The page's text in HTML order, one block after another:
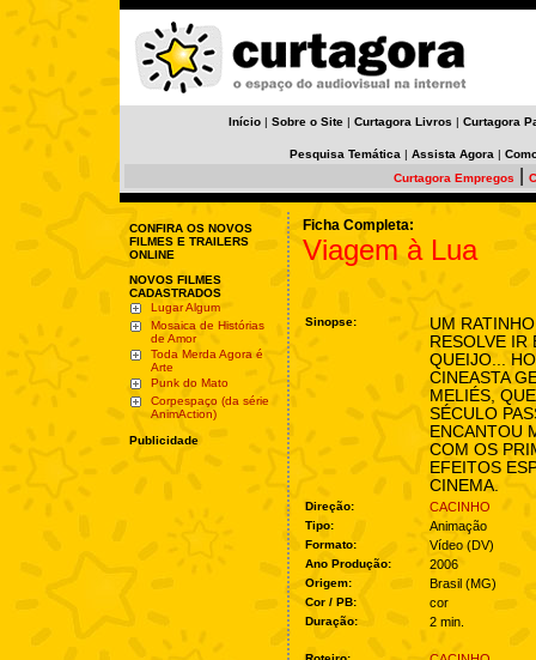
Início | Sobre o Site | Curtagora Livros | Curtagora
Pesquisa Temática | Assista Agora |
Curtagora Empregos
CONFIRA OS NOVOS
FILMES E TRAILERS
ONLINE
NOVOS FILMES
CADASTRADOS
Lugar Algum
Mosaica de Histórias
de Amor
Toda Merda Agora é
Arte
Punk do Mato
Corpespaço (da série
AnimAction)
Publicidade
Ficha Completa:
Viagem à Lua
Sinopse:
UM
RESOLVE IR
QUEIJO...
CINEASTA
MELIÉS,
SÉCULO
ENCANTOU
COM OS
EFEITOS
CINEMA.
Direção: CACINHO
Tipo: Animação
Formato: Vídeo (DV)
Ano Produção: 2006
Origem: Brasil (MG)
Cor / PB: cor
Duração: 2 min.